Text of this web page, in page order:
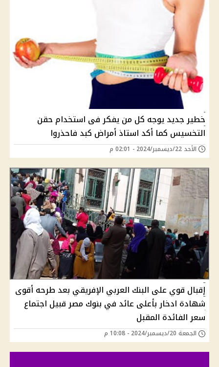
خطير جديد يوجه كل من يفكر فى استخدام حقن
التخسيس كما أكد استاذ أمراض كبد فاحذروا
الأحد 22/ديسمبر/2024 - 02:01 م
إقبال قوي على البنك العربي الإفريقي بعد طرحه أقوى
شهادة ادخار بأعلى عائد في بنوك مصر قبيل اجتماع
سعر الفائدة المقبل
الجمعة 20/ديسمبر/2024 - 10:08 م